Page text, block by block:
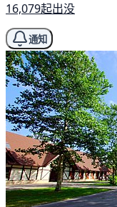
16,079起出没
通知